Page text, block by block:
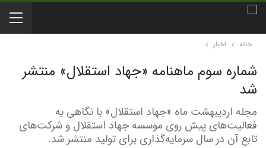
خانه اخبار
شماره سوم ماهنامه «جهاد استقلال» منتشر
شد
مجله اردیبهشت ماه «جهاد استقلال» با نگاهی به
فعالیت‌های پیش روی موسسه جهاد استقلال و شرکت‌های
تابع آن در سال سرمایه‌گذاری برای تولید منتشر شد.